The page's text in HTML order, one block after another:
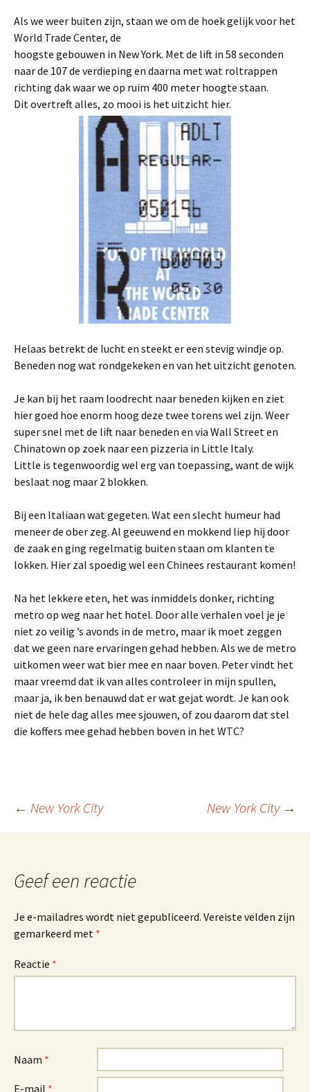
Als we weer buiten zijn, staan we om de hoek gelijk voor het
World Trade Center, de
hoogste gebouwen in New York. Met de lift in 58 seconden
naar de 107 de verdieping en daarna met wat roltrappen
richting dak waar we op ruim 400 meter hoogte staan.
Dit overtreft alles, zo mooi is het uitzicht hier.
Helaas betrekt de lucht en steekt er een stevig windje op.
Beneden nog wat rondgekeken en van het uitzicht genoten.
Je kan bij het raam loodrecht naar beneden kijken en ziet
hier goed hoe enorm hoog deze twee torens wel zijn. Weer
super snel met de lift naar beneden en via Wall Street en
Chinatown op zoek naar een pizzeria in Little Italy.
Little is tegenwoordig wel erg van toepassing, want de wijk
beslaat nog maar 2 blokken.
Bij een Italiaan wat gegeten. Wat een slecht humeur had
meneer de ober zeg. Al geeuwend en mokkend liep hij door
de zaak en ging regelmatig buiten staan om klanten te
lokken. Hier zal spoedig wel een Chinees restaurant komen!
Na het lekkere eten, het was inmiddels donker, richting
metro op weg naar het hotel. Door alle verhalen voel je je
niet zo veilig ’s avonds in de metro, maar ik moet zeggen
dat we geen nare ervaringen gehad hebben. Als we de metro
uitkomen weer wat bier mee en naar boven. Peter vindt het
maar vreemd dat ik van alles controleer in mijn spullen,
maar ja, ik ben benauwd dat er wat gejat wordt. Je kan ook
niet de hele dag alles mee sjouwen, of zou daarom dat stel
die koffers mee gehad hebben boven in het WTC?
Berichtnavigatie
← New York City New York City →
Geef een reactie
Je e-mailadres wordt niet gepubliceerd. Vereiste velden zijn
gemarkeerd met *
Reactie *
Naam *
E-mail *